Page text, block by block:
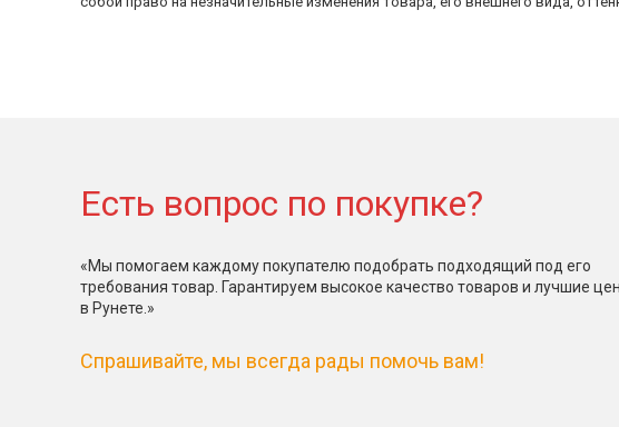
Есть вопрос по покупке?
«Мы помогаем каждому покупателю подобрать подходящий под его
требования товар. Гарантируем высокое качество товаров и лучшие
в Рунете.»
Спрашивайте, мы всегда рады помочь вам!